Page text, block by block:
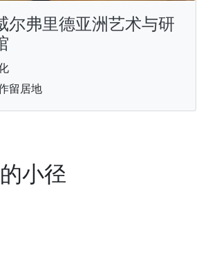
尔弗里德亚洲艺术与研
留居地
小径